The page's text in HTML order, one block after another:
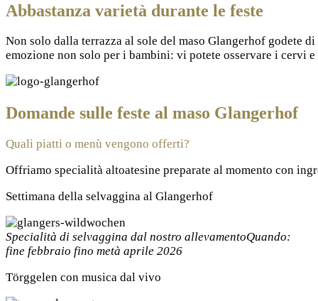
Abbastanza varietà durante le feste
Non solo dalla terrazza al sole del maso Glangerhof
emozione non solo per i bambini: vi potete osservare i cervi
Domande sulle feste al maso Glangerhof
Quali piatti o menù vengono offerti?
Offriamo specialità altoatesine preparate al momento con
Settimana della selvaggina al Glangerhof
Specialità di selvaggina dal nostro allevamentoQuando:
fine febbraio fino metà aprile 2026
Törggelen con musica dal vivo